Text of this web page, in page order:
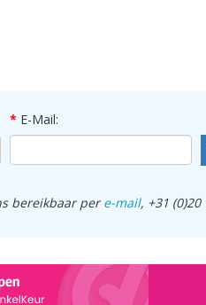
E-Mail:
bereikbaar pere-mail, +31